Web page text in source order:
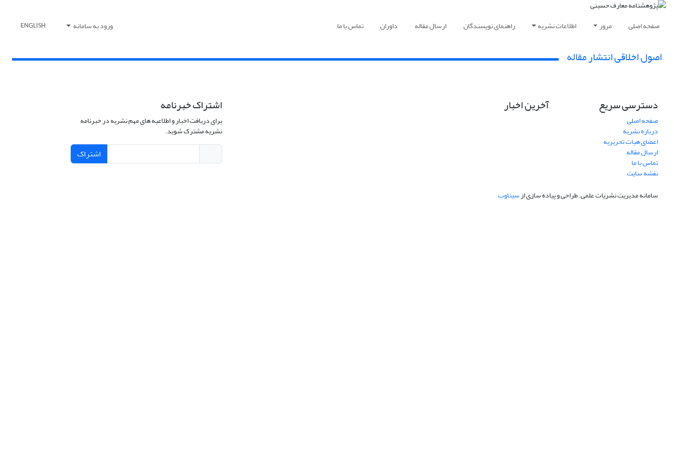
صفحه اصلی مرور اطلاعات نشریه راهنمای نویسندگان ارسال مقاله داوران تماس با ما ورود به سامانه ENGLISH
اصول اخلاقی انتشار مقاله
دسترسی سریع
صفحه اصلی
درباره نشریه
اعضای هیات تحریریه
ارسال مقاله
تماس با ما
نقشه سایت
آخرین اخبار اشتراک خبرنامه
برای دریافت اخبار و اطلاعیه های مهم نشریه در خبرنامه
نشریه مشترک شوید.
اشتراک
سامانه مدیریت نشریات علمی.طراحی و پیاده سازی ازسیناوب